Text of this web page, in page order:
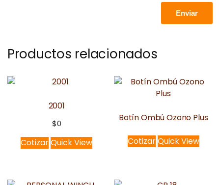
Productos relacionados
2001
$0
CotizarQuick View
Botín Ombú Ozono Plus
CotizarQuick View